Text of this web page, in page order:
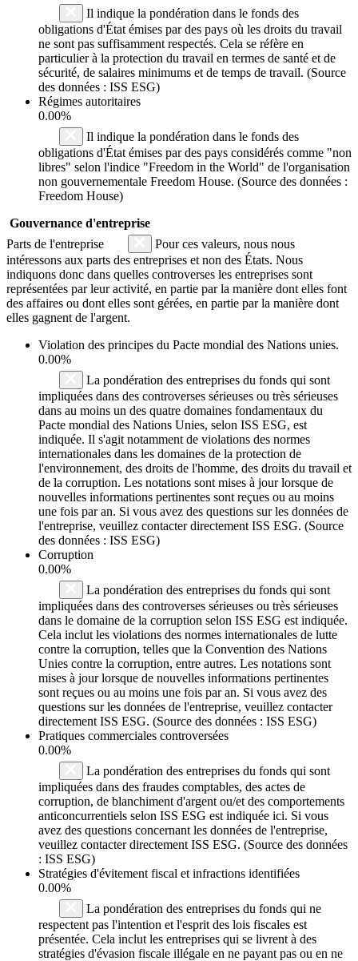
Il indique la pondération dans le fonds des
obligations d'État émises par des pays où les droits du travail
ne sont pas suffisamment respectés. Cela se réfère en
particulier à la protection du travail en termes de santé et de
sécurité, de salaires minimums et de temps de travail. (Source
des données : ISS ESG)
Régimes autoritaires
0.00%
Il indique la pondération dans le fonds des
obligations d'État émises par des pays considérés comme "non
libres" selon l'indice "Freedom in the World" de l'organisation
non gouvernementale Freedom House. (Source des données :
Freedom House)
Gouvernance d'entreprise
Parts de l'entreprise
Pour ces valeurs, nous nous
intéressons aux parts des entreprises et non des États. Nous
indiquons donc dans quelles controverses les entreprises sont
représentées par leur activité, en partie par la manière dont elles font
des affaires ou dont elles sont gérées, en partie par la manière dont
elles gagnent de l'argent.
Violation des principes du Pacte mondial des Nations unies.
0.00%
La pondération des entreprises du fonds qui sont
impliquées dans des controverses sérieuses ou très sérieuses
dans au moins un des quatre domaines fondamentaux du
Pacte mondial des Nations Unies, selon ISS ESG, est
indiquée. Il s'agit notamment de violations des normes
internationales dans les domaines de la protection de
l'environnement, des droits de l'homme, des droits du travail et
de la corruption. Les notations sont mises à jour lorsque de
nouvelles informations pertinentes sont reçues ou au moins
une fois par an. Si vous avez des questions sur les données de
l'entreprise, veuillez contacter directement ISS ESG. (Source
des données : ISS ESG)
Corruption
0.00%
La pondération des entreprises du fonds qui sont
impliquées dans des controverses sérieuses ou très sérieuses
dans le domaine de la corruption selon ISS ESG est indiquée.
Cela inclut les violations des normes internationales de lutte
contre la corruption, telles que la Convention des Nations
Unies contre la corruption, entre autres. Les notations sont
mises à jour lorsque de nouvelles informations pertinentes
sont reçues ou au moins une fois par an. Si vous avez des
questions sur les données de l'entreprise, veuillez contacter
directement ISS ESG. (Source des données : ISS ESG)
Pratiques commerciales controversées
0.00%
La pondération des entreprises du fonds qui sont
impliquées dans des fraudes comptables, des actes de
corruption, de blanchiment d'argent ou/et des comportements
anticoncurrentiels selon ISS ESG est indiquée ici. Si vous
avez des questions concernant les données de l'entreprise,
veuillez contacter directement ISS ESG. (Source des données
: ISS ESG)
Stratégies d'évitement fiscal et infractions identifiées
0.00%
La pondération des entreprises du fonds qui ne
respectent pas l'intention et l'esprit des lois fiscales est
présentée. Cela inclut les entreprises qui se livrent à des
stratégies d'évasion fiscale illégale en ne payant pas ou en ne